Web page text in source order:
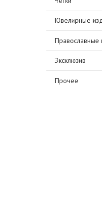
Ювелирные
Православные
Эксклюзив
Прочее